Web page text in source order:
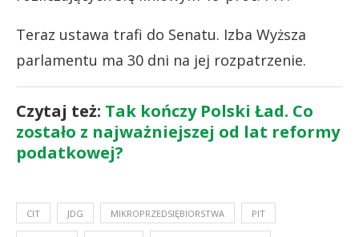
Teraz ustawa trafi do Senatu. Izba Wyższa
parlamentu ma 30 dni na jej rozpatrzenie.
Czytaj też: Tak kończy Polski Ład. Co
zostało z najważniejszej od lat reformy
podatkowej?
CIT JDG MIKROPRZEDSIĘBIORSTWA PIT